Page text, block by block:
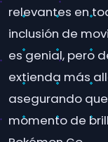
relevantes en
inclusión de
es genial, pero
extienda más
asegurando
momento de